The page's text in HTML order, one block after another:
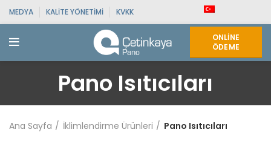
MEDYA KALITE YÖNETIMI KVKK
ONLINE
ÖDEME
Pano Isıtıcıları
Ana Sayfa İklimlendirme Ürünleri Pano Isıtıcıları